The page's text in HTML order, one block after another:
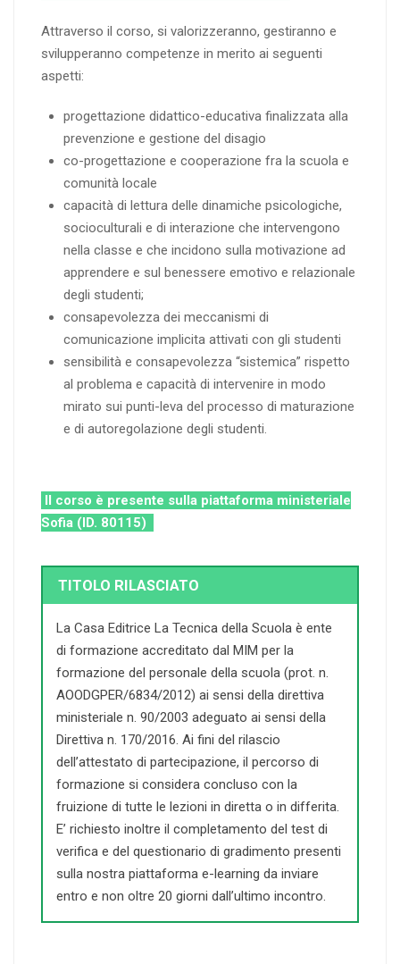
Attraverso il corso, si valorizzeranno, gestiranno e
svilupperanno competenze in merito ai seguenti
aspetti:
progettazione didattico-educativa finalizzata alla
prevenzione e gestione del disagio
co-progettazione e cooperazione fra la scuola e
comunità locale
capacità di lettura delle dinamiche psicologiche,
socioculturali e di interazione che intervengono
nella classe e che incidono sulla motivazione ad
apprendere e sul benessere emotivo e relazionale
degli studenti;
consapevolezza dei meccanismi di
comunicazione implicita attivati con gli studenti
sensibilità e consapevolezza “sistemica” rispetto
al problema e capacità di intervenire in modo
mirato sui punti-leva del processo di maturazione
e di autoregolazione degli studenti.
Il corso è presente sulla piattaforma ministeriale
Sofia (ID. 80115)
TITOLO RILASCIATO
La Casa Editrice La Tecnica della Scuola è ente
di formazione accreditato dal MIM per la
formazione del personale della scuola (prot. n.
AOODGPER/6834/2012) ai sensi della direttiva
ministeriale n. 90/2003 adeguato ai sensi della
Direttiva n. 170/2016. Ai fini del rilascio
dell’attestato di partecipazione, il percorso di
formazione si considera concluso con la
fruizione di tutte le lezioni in diretta o in differita.
E’ richiesto inoltre il completamento del test di
verifica e del questionario di gradimento presenti
sulla nostra piattaforma e-learning da inviare
entro e non oltre 20 giorni dall’ultimo incontro.